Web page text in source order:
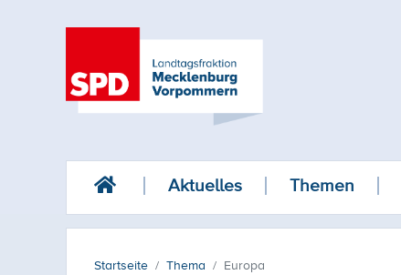
Aktuelles Themen
Startseite Thema Europa